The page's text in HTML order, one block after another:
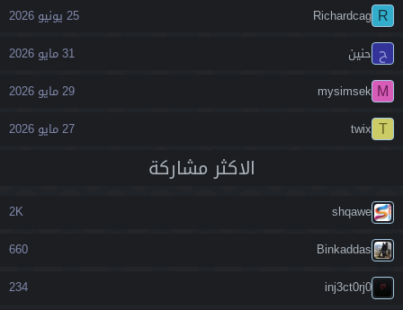
R
Richardcag 25 يونيو 2026
ح حنين 31 مايو 2026
M
mysimsek 29 مايو 2026
T
twix 27 مايو 2026
اﻻكثر مشاركة
shqawe
2K
Binkaddas
660
inj3ct0rj0
234